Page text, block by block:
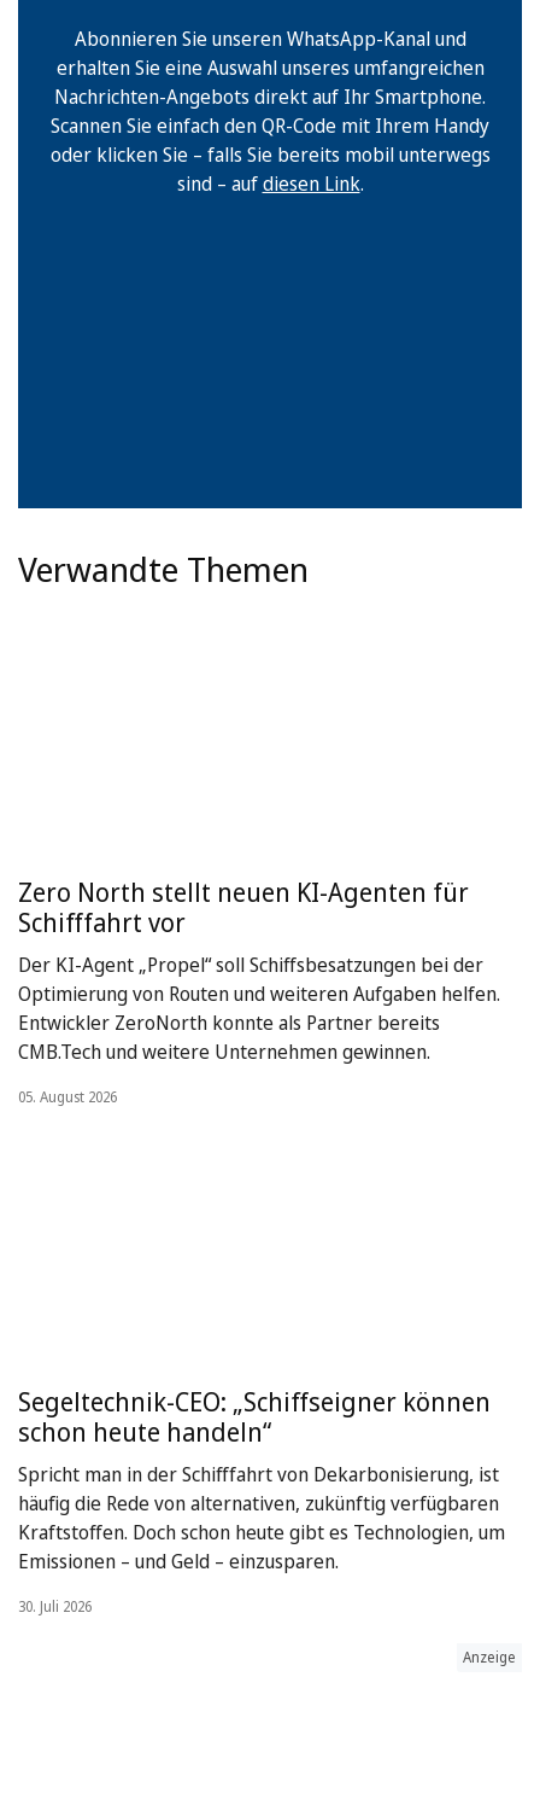
Abonnieren Sie unseren WhatsApp-Kanal und
erhalten Sie eine Auswahl unseres umfangreichen
Nachrichten-Angebots direkt auf Ihr Smartphone.
Scannen Sie einfach den QR-Code mit Ihrem Handy
oder klicken Sie – falls Sie bereits mobil unterwegs
sind – aufdiesen Link.
Verwandte Themen
Zero North stellt neuen KI-Agenten für
Schifffahrt vor
Der KI-Agent „Propel“ soll Schiffsbesatzungen bei der
Optimierung von Routen und weiteren Aufgaben helfen.
Entwickler ZeroNorth konnte als Partner bereits
CMB.Tech und weitere Unternehmen gewinnen.
05. August 2026
Segeltechnik-CEO: „Schiffseigner können
schon heute handeln“
Spricht man in der Schifffahrt von Dekarbonisierung, ist
häufig die Rede von alternativen, zukünftig verfügbaren
Kraftstoffen. Doch schon heute gibt es Technologien, um
Emissionen – und Geld – einzusparen.
30. Juli 2026
Anzeige